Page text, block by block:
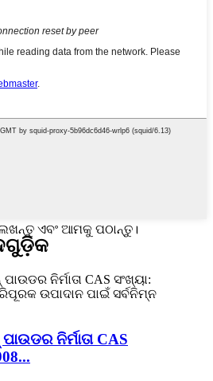
ଏବଂ ଆମକୁ ପଠାନ୍ତୁ।
ନିର୍ମାତା CAS